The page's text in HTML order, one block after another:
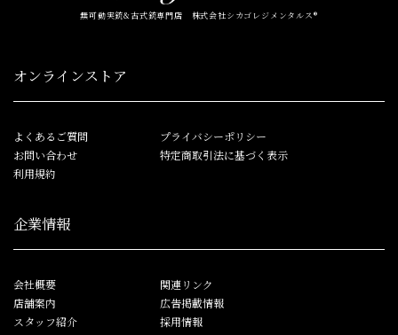
無可動実銃&古式銃専門店 株式会社シカゴレジメンタルス®
オンラインストア
よくあるご質問
お問い合わせ
利用規約
プライバシーポリシー
特定商取引法に基づく表示
企業情報
会社概要
店舗案内
スタッフ紹介
関連リンク
広告掲載情報
採用情報